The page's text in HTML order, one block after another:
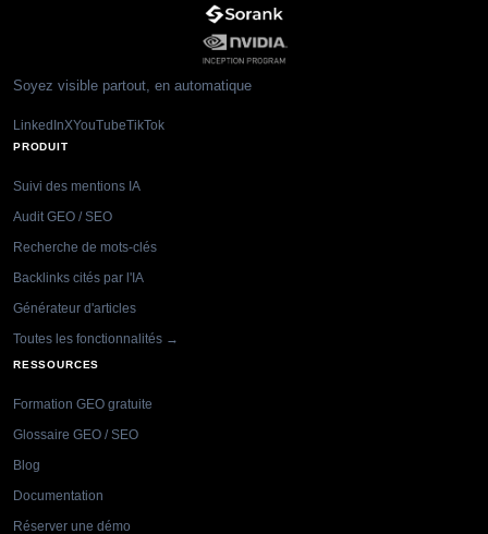
Soyez visible partout, en automatique
LinkedInXYouTubeTikTok
PRODUIT
Suivi des mentions IA
Audit GEO / SEO
Recherche de mots-clés
Backlinks cités par l'IA
Générateur d'articles
Toutes les fonctionnalités →
RESSOURCES
Formation GEO gratuite
Glossaire GEO / SEO
Blog
Documentation
Réserver une démo